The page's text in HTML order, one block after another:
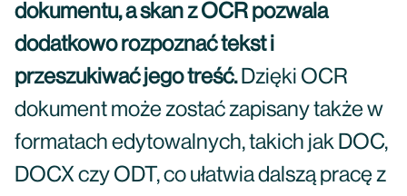
dokumentu, a skan z OCR pozwala
dodatkowo rozpoznać tekst i
przeszukiwać jego treść.Dzięki OCR
dokument może zostać zapisany także w
formatach edytowalnych, takich jak DOC,
DOCX czy ODT, co ułatwia dalszą pracę z